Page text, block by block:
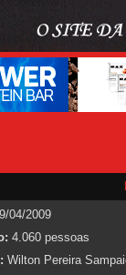
04/2009
4.060 pessoas
Wilton Pereira